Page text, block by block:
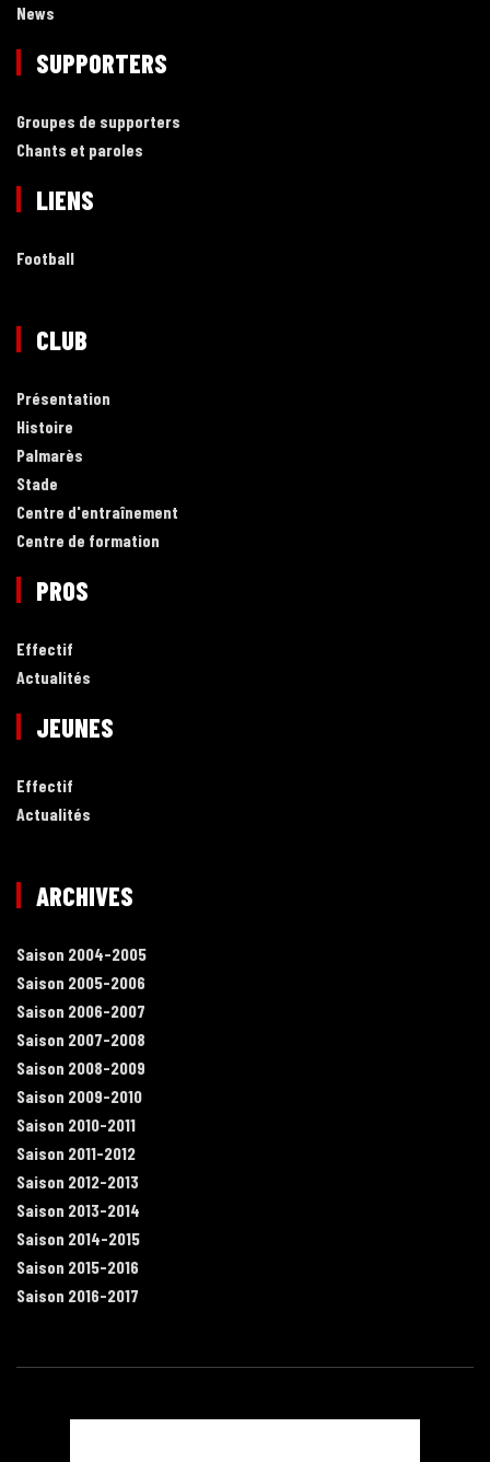
News
SUPPORTERS
Groupes de supporters
Chants et paroles
LIENS
Football
CLUB
Présentation
Histoire
Palmarès
Stade
Centre d'entraînement
Centre de formation
PROS
Effectif
Actualités
JEUNES
Effectif
Actualités
ARCHIVES
Saison 2004-2005
Saison 2005-2006
Saison 2006-2007
Saison 2007-2008
Saison 2008-2009
Saison 2009-2010
Saison 2010-2011
Saison 2011-2012
Saison 2012-2013
Saison 2013-2014
Saison 2014-2015
Saison 2015-2016
Saison 2016-2017